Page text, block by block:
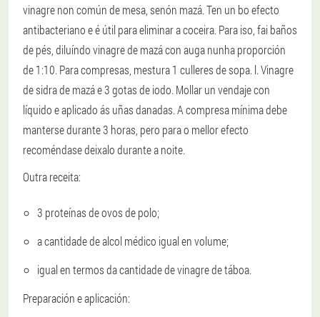
vinagre non común de mesa, senón mazá. Ten un bo efecto
antibacteriano e é útil para eliminar a coceira. Para iso, fai baños
de pés, diluíndo vinagre de mazá con auga nunha proporción
de 1:10. Para compresas, mestura 1 culleres de sopa. l. Vinagre
de sidra de mazá e 3 gotas de iodo. Mollar un vendaje con
líquido e aplicado ás uñas danadas. A compresa mínima debe
manterse durante 3 horas, pero para o mellor efecto
recoméndase deixalo durante a noite.
Outra receita:
3 proteínas de ovos de polo;
a cantidade de alcol médico igual en volume;
igual en termos da cantidade de vinagre de táboa.
Preparación e aplicación: